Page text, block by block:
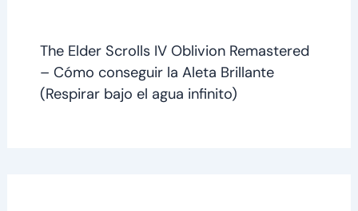
The Elder Scrolls IV Oblivion Remastered
– Cómo conseguir la Aleta Brillante
(Respirar bajo el agua infinito)